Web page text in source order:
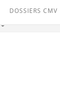
DOSSIERS CMV